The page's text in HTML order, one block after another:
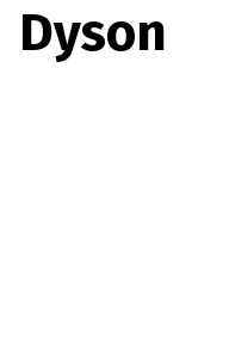
Dyson